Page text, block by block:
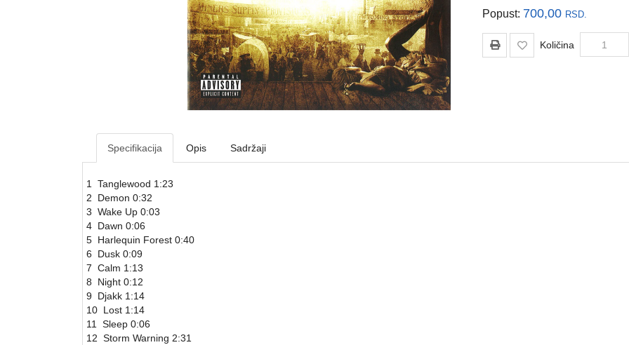
Popust: 700,00 RSD.
Količina
Specifikacija Opis Sadržaji
1 Tanglewood 1:23
2 Demon 0:32
3 Wake Up 0:03
4 Dawn 0:06
5 Harlequin Forest 0:40
6 Dusk 0:09
7 Calm 1:13
8 Night 0:12
9 Djakk 1:14
10 Lost 1:14
11 Sleep 0:06
12 Storm Warning 2:31